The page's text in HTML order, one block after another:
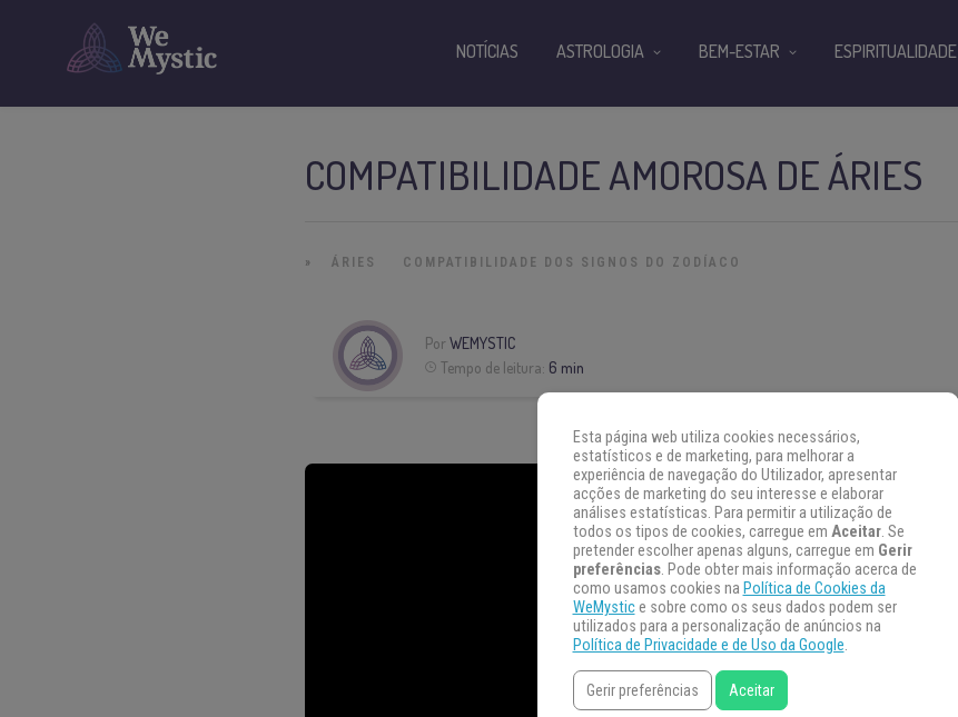
COMPATIBILIDADE AMOROSA DE ÁRIES
» ÁRIES COMPATIBILIDADE DOS SIGNOS DO ZODÍACO
PorWEMYSTIC
Tempo de leitura: 6 min
NOTÍCIAS ASTROLOGIA BEM-ESTAR ESPIRITUALIDADE
Esta página web utiliza cookies necessários,
estatísticos e de marketing, para melhorar a
experiência de navegação do Utilizador, apresentar
acções de marketing do seu interesse e elaborar
análises estatísticas. Para permitir a utilização de
todos os tipos de cookies, carregue em Aceitar. Se
pretender escolher apenas alguns, carregue em Gerir
preferências. Pode obter mais informação acerca de
como usamos cookies na Política de Cookies da
WeMystice sobre como os seus dados podem ser
utilizados para a personalização de anúncios na
Política de Privacidade e de Uso da Google.
Gerir preferências Aceitar